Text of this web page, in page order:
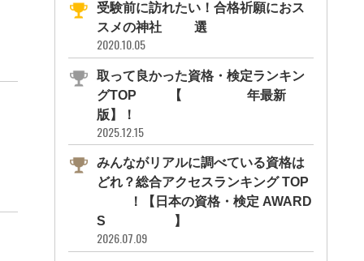
受験前に訪れたい！合格祈願におス
スメの神社11選
2020.10.05
取って良かった資格・検定ランキン
グTOP10【2026年最新
版】！
2025.12.15
みんながリアルに調べている資格は
どれ？総合アクセスランキング TOP
10！【日本の資格・検定 AWARD
S 2026】
2026.07.09